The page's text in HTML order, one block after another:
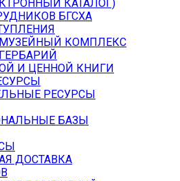
КАТАЛОГ)
БГСХА
КОМПЛЕКС
И ЦЕННОЙ КНИГИ
РЕСУРСЫ
БАЗЫ
ДОСТАВКА